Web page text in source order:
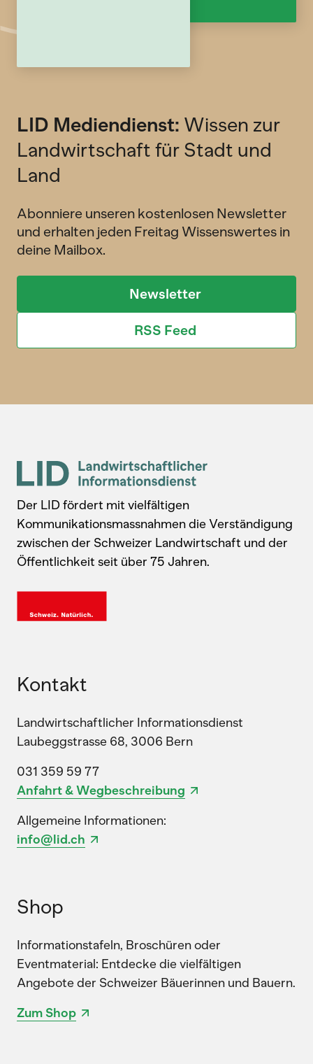
LID Mediendienst: Wissen zur
Landwirtschaft für Stadt und
Land
Abonniere unseren kostenlosen Newsletter
und erhalten jeden Freitag Wissenswertes in
deine Mailbox.
Newsletter
RSS Feed
Der LID fördert mit vielfältigen
Kommunikationsmassnahmen die Verständigung
zwischen der Schweizer Landwirtschaft und der
Öffentlichkeit seit über 75 Jahren.
Kontakt
Landwirtschaftlicher Informationsdienst
Laubeggstrasse 68, 3006 Bern
031 359 59 77
Anfahrt & Wegbeschreibung
Allgemeine Informationen:
info@lid.ch
Shop
Informationstafeln, Broschüren oder
Eventmaterial: Entdecke die vielfältigen
Angebote der Schweizer Bäuerinnen und Bauern.
Zum Shop